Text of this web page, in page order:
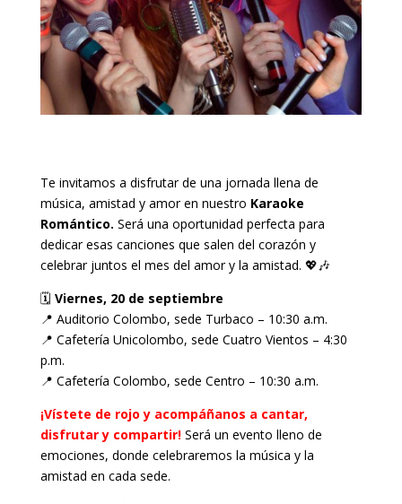
Te invitamos a disfrutar de una jornada llena de
música, amistad y amor en nuestro Karaoke
Romántico. Será una oportunidad perfecta para
dedicar esas canciones que salen del corazón y
celebrar juntos el mes del amor y la amistad. 💖🎶
🗓 Viernes, 20 de septiembre
📍 Auditorio Colombo, sede Turbaco – 10:30 a.m.
📍 Cafetería Unicolombo, sede Cuatro Vientos – 4:30
p.m.
📍 Cafetería Colombo, sede Centro – 10:30 a.m.
¡Vístete de rojo y acompáñanos a cantar,
disfrutar y compartir! Será un evento lleno de
emociones, donde celebraremos la música y la
amistad en cada sede.